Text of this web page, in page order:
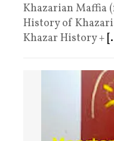
Khazarian Maffia
History of
Khazar History +